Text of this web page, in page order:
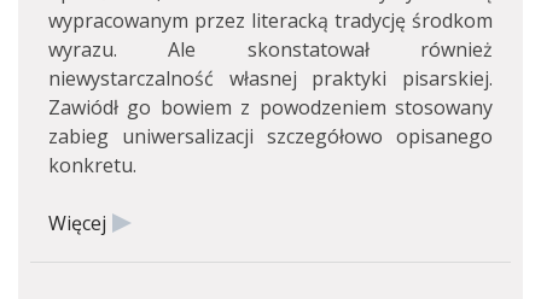
wypracowanym przez literacką tradycję środkom
wyrazu. Ale skonstatował również
niewystarczalność własnej praktyki pisarskiej.
Zawiódł go bowiem z powodzeniem stosowany
zabieg uniwersalizacji szczegółowo opisanego
konkretu.
Więcej